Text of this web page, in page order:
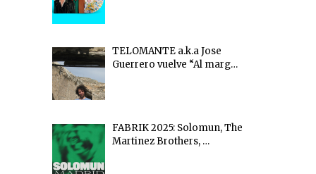
TELOMANTE a.k.a Jose
Guerrero vuelve “Al marg…
FABRIK 2025: Solomun, The
Martinez Brothers, …